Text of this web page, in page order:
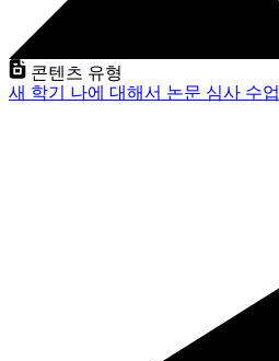
콘텐츠 유형
새 학기 나에 대해서 논문 심사 수업